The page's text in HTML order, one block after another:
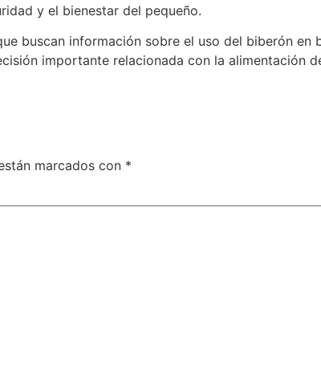
y el bienestar del pequeño.
buscan información sobre el uso del biberón en
importante relacionada con la alimentación
marcados con *